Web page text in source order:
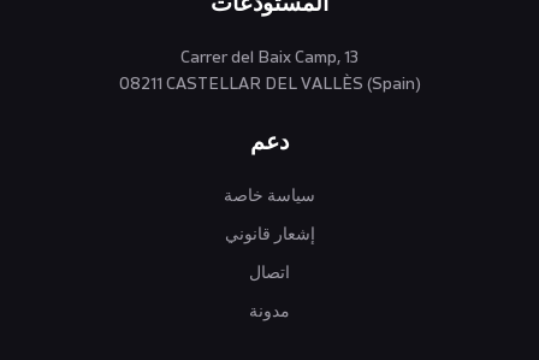
Carrer del Baix Camp, 13
08211 CASTELLAR DEL VALLÈS (Spain)
دعم
سياسة خاصة
إشعار قانوني
اتصال
مدونة